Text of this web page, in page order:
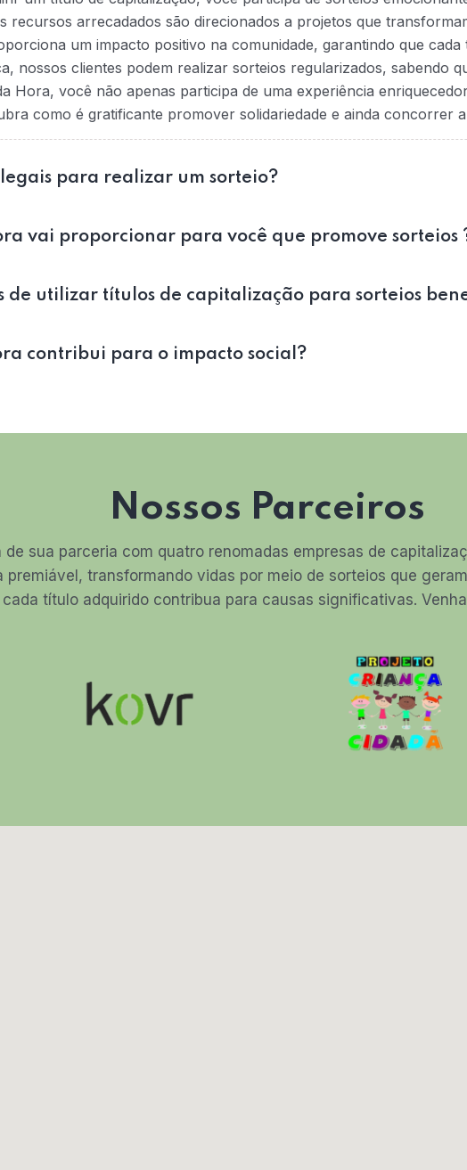
recursos arrecadados são direcionados a projetos que
um impacto positivo na comunidade, garantindo que
nossos clientes podem realizar sorteios regularizados, sabendo
Hora, você não apenas participa de uma experiência
como é gratificante promover solidariedade e ainda concorrer
para realizar um sorteio?
vai proporcionar para você que promove sorteios
de utilizar títulos de capitalização para sorteios
contribui para o impacto social?
Nossos Parceiros
de sua parceria com quatro renomadas empresas de
transformando vidas por meio de sorteios que
título adquirido contribua para causas significativas.